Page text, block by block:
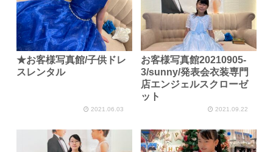
★お客様写真館/子供ドレ
スレンタル
2021.06.03
お客様写真館20210905-
3/sunny/発表会衣装専門
店エンジェルスクローゼ
ット
2021.09.22